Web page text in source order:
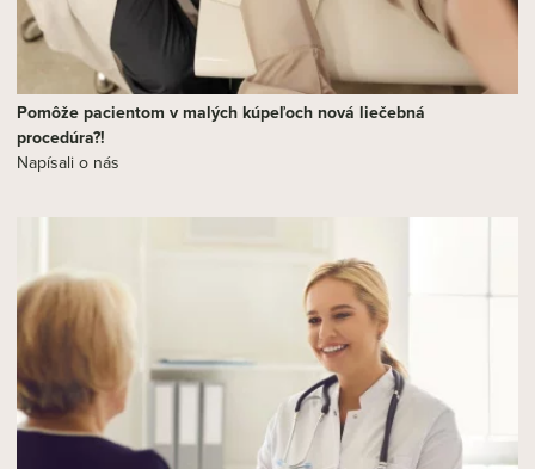
Pomôže pacientom v malých kúpeľoch nová liečebná
procedúra?!
Napísali o nás